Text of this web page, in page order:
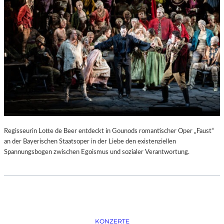
–
K
Ü
N
S
T
L
E
R
,
T
M
Regisseurin Lotte de Beer entdeckt in Gounods romantischer Oper „Faust“
an der Bayerischen Staatsoper in der Liebe den existenziellen
Spannungsbogen zwischen Egoismus und sozialer Verantwortung.
KONZERTE